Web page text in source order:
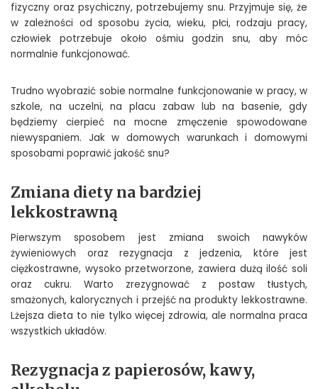
fizyczny oraz psychiczny, potrzebujemy snu. Przyjmuje się, że
w zależności od sposobu życia, wieku, płci, rodzaju pracy,
człowiek potrzebuje około ośmiu godzin snu, aby móc
normalnie funkcjonować.
Trudno wyobrazić sobie normalne funkcjonowanie w pracy, w
szkole, na uczelni, na placu zabaw lub na basenie, gdy
będziemy cierpieć na mocne zmęczenie spowodowane
niewyspaniem. Jak w domowych warunkach i domowymi
sposobami poprawić jakość snu?
Zmiana diety na bardziej
lekkostrawną
Pierwszym sposobem jest zmiana swoich nawyków
żywieniowych oraz rezygnacja z jedzenia, które jest
ciężkostrawne, wysoko przetworzone, zawiera dużą ilość soli
oraz cukru. Warto zrezygnować z postaw tłustych,
smażonych, kalorycznych i przejść na produkty lekkostrawne.
Lżejsza dieta to nie tylko więcej zdrowia, ale normalna praca
wszystkich układów.
Rezygnacja z papierosów, kawy,